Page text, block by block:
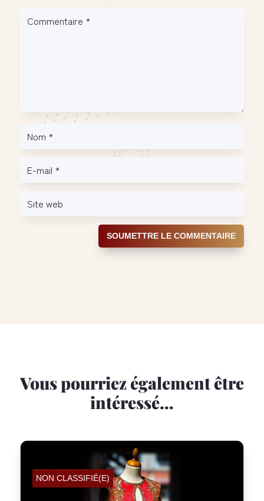
SOUMETTRE LE COMMENTAIRE
Vous pourriez également être
intéressé…
NON CLASSIFIÉ(E)